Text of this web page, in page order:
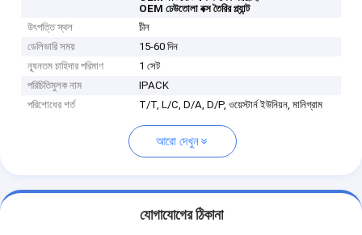
OEM ঢেউতোলা বক্স তৈরির প্ল্যান্ট
উৎপত্তি স্থল
চীন
ডেলিভারি সময়
15-60 দিন
ন্যূনতম চাহিদার পরিমাণ
1 সেট
পরিচিতিমুলক নাম
IPACK
পরিশোধের শর্ত
T/T, L/C, D/A, D/P, ওয়েস্টার্ন ইউনিয়ন, মানিগ্রাম
আরো দেখুন
যোগাযোগের ঠিকানা